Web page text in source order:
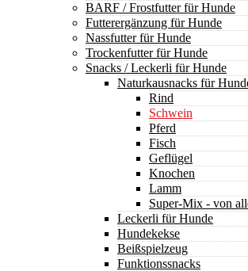
BARF / Frostfutter für Hunde
Futterergänzung für Hunde
Nassfutter für Hunde
Trockenfutter für Hunde
Snacks / Leckerli für Hunde
Naturkausnacks für
Rind
Schwein
Pferd
Fisch
Geflügel
Knochen
Lamm
Super-Mix - von
Leckerli für Hunde
Hundekekse
Beißspielzeug
Funktionssnacks